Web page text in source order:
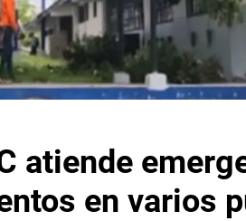
atiende
en varios